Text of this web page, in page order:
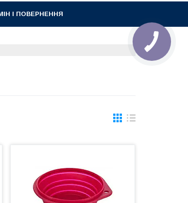
І ПОВЕРНЕННЯ